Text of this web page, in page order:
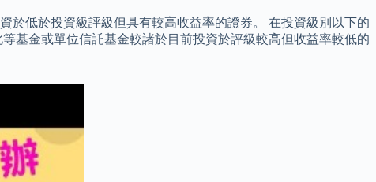
於低於投資級評級但具有較高收益率的證券。 在投資級別以下的
基金或單位信託基金較諸於目前投資於評級較高但收益率較低的